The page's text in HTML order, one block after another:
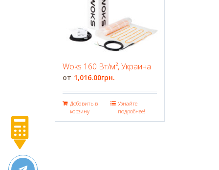
Woks 160 Вт/м², Украина
1,016.00грн.
Добавить в
корзину
Узнайте
подробнее!